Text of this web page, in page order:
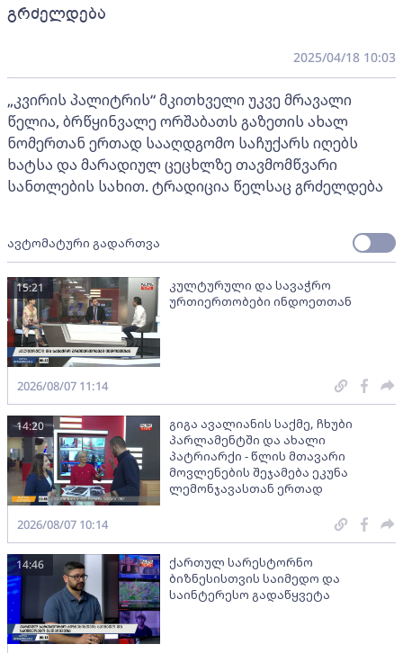
გრძელდება
2025/04/18 10:03
„კვირის პალიტრის“ მკითხველი უკვე მრავალი
წელია, ბრწყინვალე ორშაბათს გაზეთის ახალ
ნომერთან ერთად სააღდგომო საჩუქარს იღებს
ხატსა და მარადიულ ცეცხლზე თავმომწვარი
სანთლების სახით. ტრადიცია წელსაც გრძელდება
ავტომატური გადართვა
კულტურული და სავაჭრო
ურთიერთობები ინდოეთთან
15:21
2026/08/07 11:14
გიგა ავალიანის საქმე, ჩხუბი
პარლამენტში და ახალი
პატრიარქი - წლის მთავარი
მოვლენების შეჯამება ეკუნა
ლემონჯავასთან ერთად
14:20
2026/08/07 10:14
ქართულ სარესტორნო
ბიზნესისთვის საიმედო და
საინტერესო გადაწყვეტა
14:46